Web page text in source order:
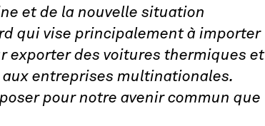
et de la nouvelle situation
qui vise principalement à importer
exporter des voitures thermiques et
entreprises multinationales.
pour notre avenir commun que